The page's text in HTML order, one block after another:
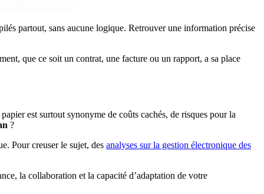
partout, sans aucune logique. Retrouver une information précise
que ce soit un contrat, une facture ou un rapport, a sa place
est surtout synonyme de coûts cachés, de risques pour la
?
Pour creuser le sujet, des analyses sur la gestion électronique des
la collaboration et la capacité d’adaptation de votre